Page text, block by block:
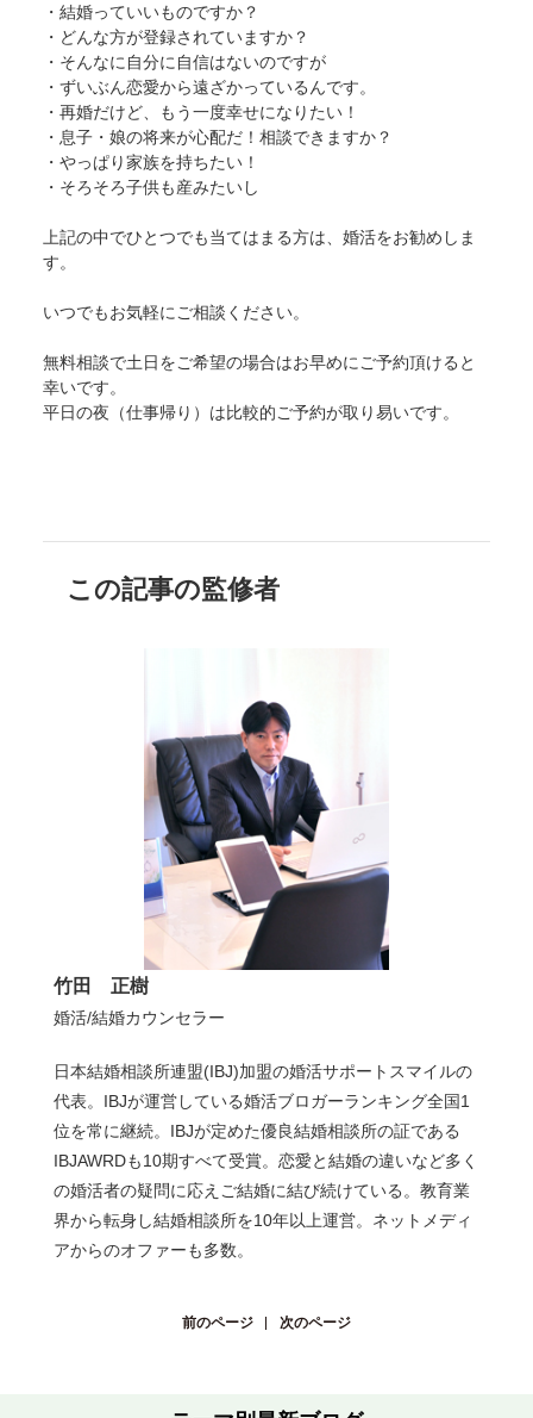
・結婚っていいものですか？
・どんな方が登録されていますか？
・そんなに自分に自信はないのですが
・ずいぶん恋愛から遠ざかっているんです。
・再婚だけど、もう一度幸せになりたい！
・息子・娘の将来が心配だ！相談できますか？
・やっぱり家族を持ちたい！
・そろそろ子供も産みたいし
上記の中でひとつでも当てはまる方は、婚活をお勧めしま
す。
いつでもお気軽にご相談ください。
無料相談で土日をご希望の場合はお早めにご予約頂けると
幸いです。
平日の夜（仕事帰り）は比較的ご予約が取り易いです。
この記事の監修者
竹田 正樹
婚活/結婚カウンセラー
日本結婚相談所連盟(IBJ)加盟の婚活サポートスマイルの
代表。IBJが運営している婚活ブロガーランキング全国1
位を常に継続。IBJが定めた優良結婚相談所の証である
IBJAWRDも10期すべて受賞。恋愛と結婚の違いなど多く
の婚活者の疑問に応えご結婚に結び続けている。教育業
界から転身し結婚相談所を10年以上運営。ネットメディ
アからのオファーも多数。
前のページ 次のページ